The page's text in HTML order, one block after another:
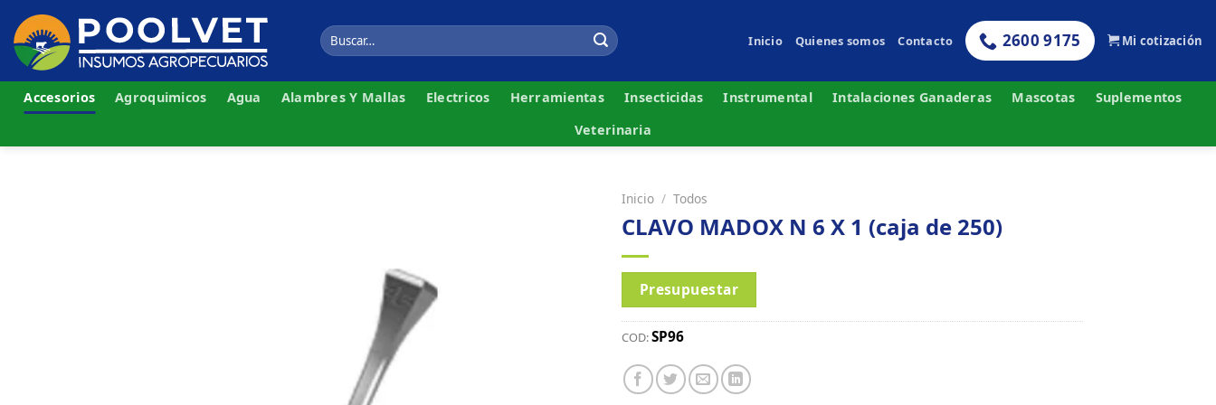
content
Buscar
por:
Inicio Quienes somos Contacto 2600 9175 Mi cotización
Accesorios Agroquimicos Agua Alambres Y Mallas Electricos Herramientas Insecticidas Instrumental Intalaciones Ganaderas Mascotas
Suplementos
Veterinaria
Inicio / Todos
CLAVO MADOX N 6 X 1 (caja de 250)
Presupuestar
COD:SP96